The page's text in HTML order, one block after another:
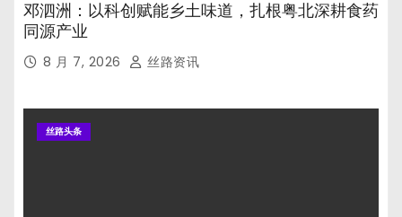
邓泗洲：以科创赋能乡土味道，扎根粤北深耕食药
同源产业
8 月 7, 2026 丝路资讯
丝路头条